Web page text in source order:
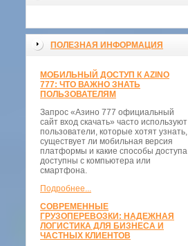
ПОЛЕЗНАЯ ИНФОРМАЦИЯ
МОБИЛЬНЫЙ ДОСТУП К AZINO
777: ЧТО ВАЖНО ЗНАТЬ
ПОЛЬЗОВАТЕЛЯМ
Запрос «Азино 777 официальный
сайт вход скачать» часто используют
пользователи, которые хотят узнать,
существует ли мобильная версия
платформы и какие способы доступа
доступны с компьютера или
смартфона.
Подробнее...
СОВРЕМЕННЫЕ
ГРУЗОПЕРЕВОЗКИ: НАДЕЖНАЯ
ЛОГИСТИКА ДЛЯ БИЗНЕСА И
ЧАСТНЫХ КЛИЕНТОВ